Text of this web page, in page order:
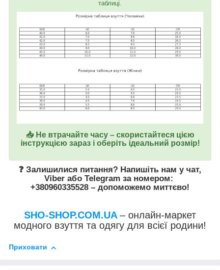
таблиці.
📥 Не втрачайте часу – скористайтеся цією
інструкцією зараз і оберіть ідеальний розмір!
❓ Залишилися питання? Напишіть нам у чат,
Viber або Telegram за номером:
+380960335528 – допоможемо миттєво!
SHO-SHOP.COM.UA – онлайн-маркет
модного взуття та одягу для всієї родини!
Приховати